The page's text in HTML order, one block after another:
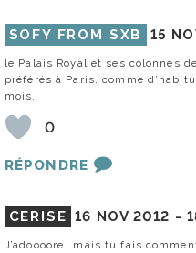
SOFY FROM SXB 15
le Palais Royal et ses colonnes
préférés à Paris. comme
mois.
0
RÉPONDRE
CERISE 16 NOV 2012 -
J’adoooore… mais tu fais